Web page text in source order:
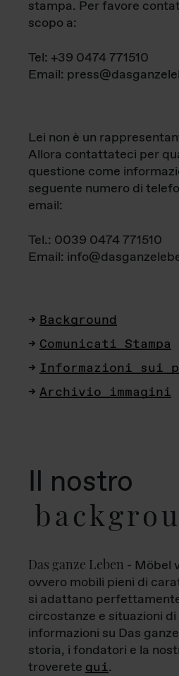
stampa. Per favore
scopo a:
Tel: +39 0474 771510
Email:
Lei non è un
Allora contattateci per
questione come
seguente numero di
email:
Tel.: 0039 0474 771510
Email:
Background
Comunicati Stampa
Informazioni sui
Archivio immagini
Il nostro
Das ganze Leben - Möbel
ovvero mobili pieni di
si adattano
circostanze e situazioni
informazioni su Das
storia, i fondatori e la
troverete qui.